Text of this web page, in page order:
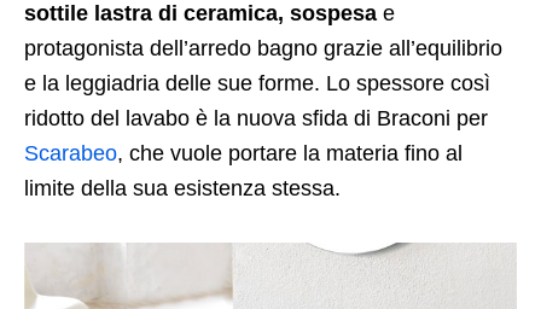
sottile lastra di ceramica, sospesa e
protagonista dell’arredo bagno grazie all’equilibrio
e la leggiadria delle sue forme. Lo spessore così
ridotto del lavabo è la nuova sfida di Braconi per
Scarabeo, che vuole portare la materia fino al
limite della sua esistenza stessa.